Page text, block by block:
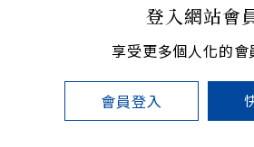
登入網站會
享受更多個人化的會
會員登入